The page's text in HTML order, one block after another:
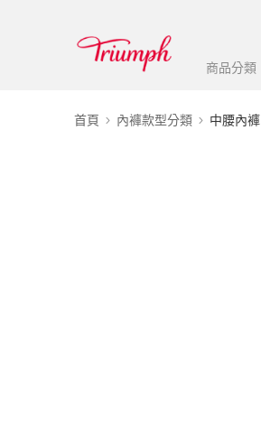
商品分類
首頁 內褲款型分類 中腰內褲